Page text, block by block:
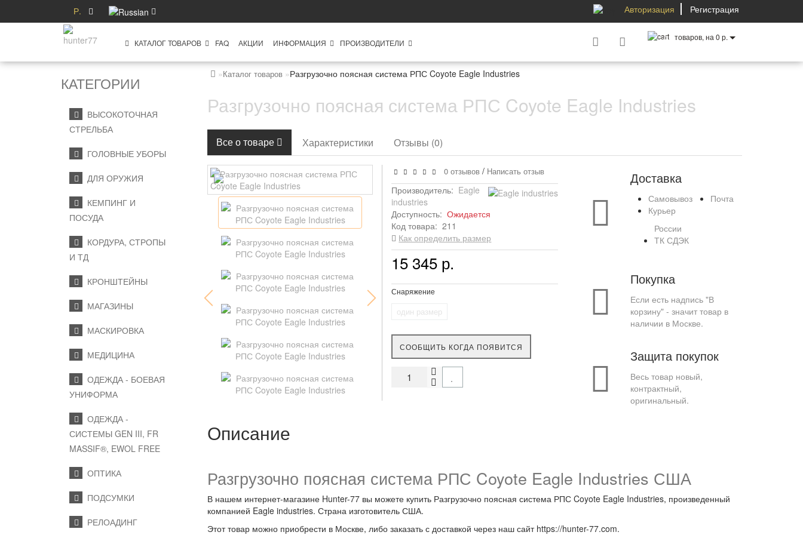
Р. Авторизация Регистрация
КАТАЛОГ ТОВАРОВ FAQ АКЦИИ ИНФОРМАЦИЯ ПРОИЗВОДИТЕЛИ 0 товаров, на 0 р.
КАТЕГОРИИ
ВЫСОКОТОЧНАЯ
СТРЕЛЬБА
ГОЛОВНЫЕ УБОРЫ
ДЛЯ ОРУЖИЯ
КЕМПИНГ И
ПОСУДА
КОРДУРА, СТРОПЫ
И ТД
КРОНШТЕЙНЫ
МАГАЗИНЫ
МАСКИРОВКА
МЕДИЦИНА
ОДЕЖДА - БОЕВАЯ
УНИФОРМА
ОДЕЖДА -
СИСТЕМЫ GEN III, FR
MASSIF®, EWOL FREE
ОПТИКА
ПОДСУМКИ
РЕЛОАДИНГ
Каталог товаров Разгрузочно поясная система РПС Coyote Eagle Industries
Разгрузочно поясная система РПС Coyote Eagle Industries
Все о товаре Характеристики Отзывы (0)
0 отзывов / Написать отзыв
Производитель: Eagle
industries
Доступность:Ожидается
Код товара: 211
Как определить размер
15 345 р.
Снаряжение
один размер
СООБЩИТЬ КОГДА ПОЯВИТСЯ
Доставка
Самовывоз
Курьер
Почта
России
ТК СДЭК
Покупка
Если есть надпись "В
корзину" - значит товар в
наличии в Москве.
Защита покупок
Весь товар новый,
контрактный,
оригинальный.
Описание
Разгрузочно поясная система РПС Coyote Eagle Industries США
В нашем интернет-магазине Hunter-77 вы можете купить Разгрузочно поясная система РПС Coyote Eagle Industries, произведенный
компанией Eagle industries. Страна изготовитель США.
Этот товар можно приобрести в Москве, либо заказать с доставкой через наш сайт https://hunter-77.com.